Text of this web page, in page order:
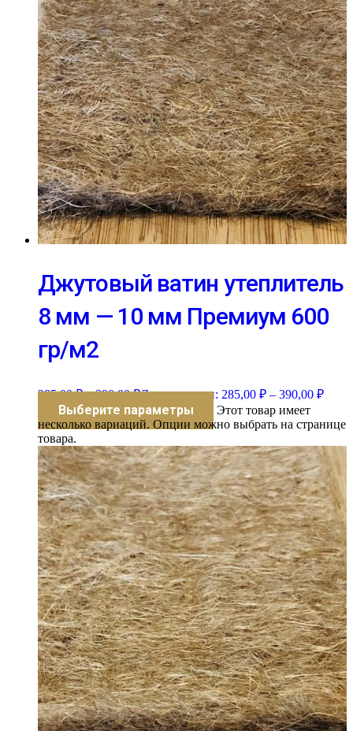
Джутовый ватин утеплитель
8 мм — 10 мм Премиум 600
гр/м2
285,00₽ – 390,00₽Диапазон цен: 285,00 ₽ – 390,00 ₽
Выберите параметры
Этот товар имеет
несколько вариаций. Опции можно выбрать на странице
товара.